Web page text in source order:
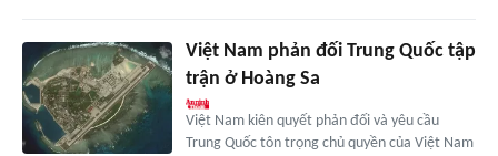
Việt Nam phản đối Trung Quốc tập
trận ở Hoàng Sa
Việt Nam kiên quyết phản đối và yêu cầu
Trung Quốc tôn trọng chủ quyền của Việt Nam